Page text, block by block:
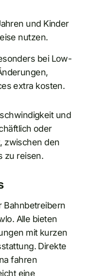
und Kinder
nutzen.
bei Low-
extra kosten.
und
oder
zwischen den
zu reisen.
Bahnbetreibern
Alle bieten
mit kurzen
Direkte
fahren
eine